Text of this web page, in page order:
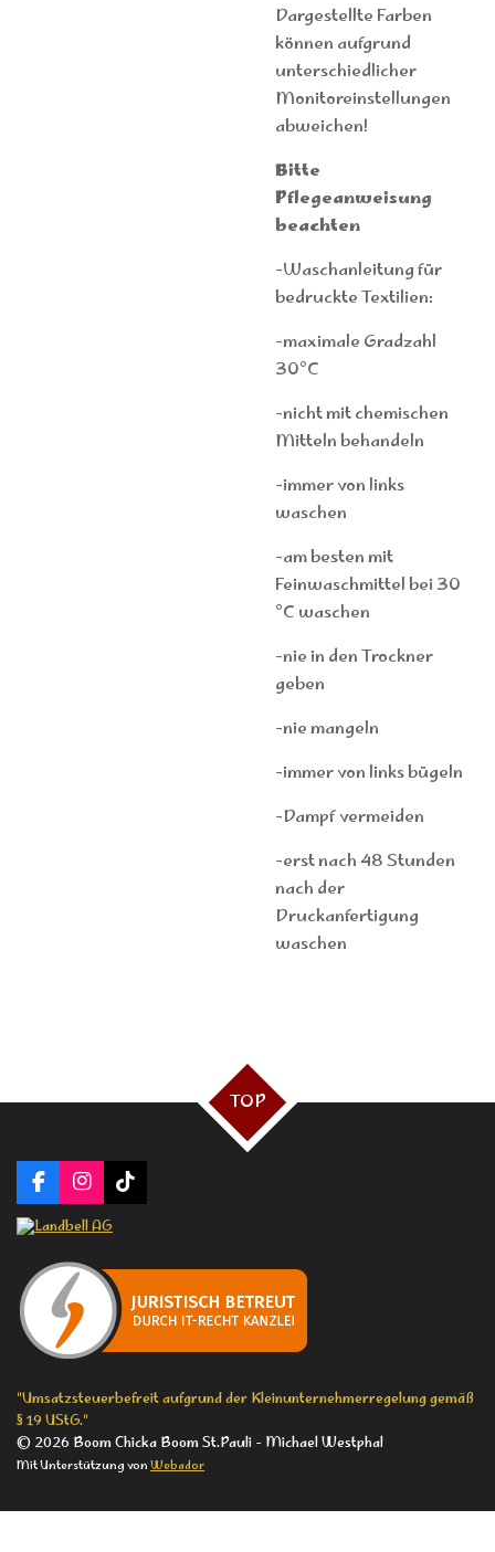
Dargestellte Farben
können aufgrund
unterschiedlicher
Monitoreinstellungen
abweichen!
Bitte
Pflegeanweisung
beachten
-Waschanleitung für
bedruckte Textilien:
-maximale Gradzahl
30°C
-nicht mit chemischen
Mitteln behandeln
-immer von links
waschen
-am besten mit
Feinwaschmittel bei 30
°C waschen
-nie in den Trockner
geben
-nie mangeln
-immer von links bügeln
-Dampf vermeiden
-erst nach 48 Stunden
nach der
Druckanfertigung
waschen
TOP
F
a
c
b
o
I
n
s
a
r
a
m
T
i
o
"Umsatzsteuerbefreit aufgrund der Kleinunternehmerregelung gemäß
§ 19 UStG."
© 2026 Boom Chicka Boom St.Pauli - Michael Westphal
Mit Unterstützung vonWebador